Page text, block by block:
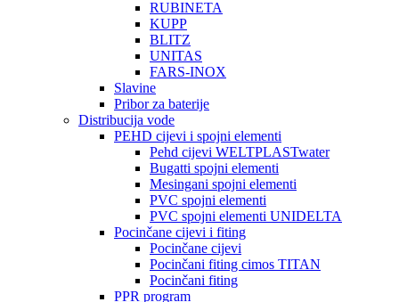
RUBINETA
KUPP
BLITZ
UNITAS
FARS-INOX
Slavine
Pribor za baterije
Distribucija vode
PEHD cijevi i spojni elementi
Pehd cijevi WELTPLASTwater
Bugatti spojni elementi
Mesingani spojni elementi
PVC spojni elementi
PVC spojni elementi UNIDELTA
Pocinčane cijevi i fiting
Pocinčane cijevi
Pocinčani fiting cimos TITAN
Pocinčani fiting
PPR program